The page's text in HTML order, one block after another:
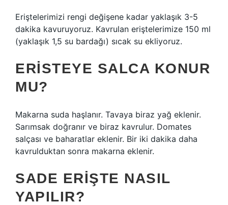
Eriştelerimizi rengi değişene kadar yaklaşık 3-5
dakika kavuruyoruz. Kavrulan eriştelerimize 150 ml
(yaklaşık 1,5 su bardağı) sıcak su ekliyoruz.
ERISTEYE SALCA KONUR
MU?
Makarna suda haşlanır. Tavaya biraz yağ eklenir.
Sarımsak doğranır ve biraz kavrulur. Domates
salçası ve baharatlar eklenir. Bir iki dakika daha
kavrulduktan sonra makarna eklenir.
SADE ERIŞTE NASIL
YAPILIR?